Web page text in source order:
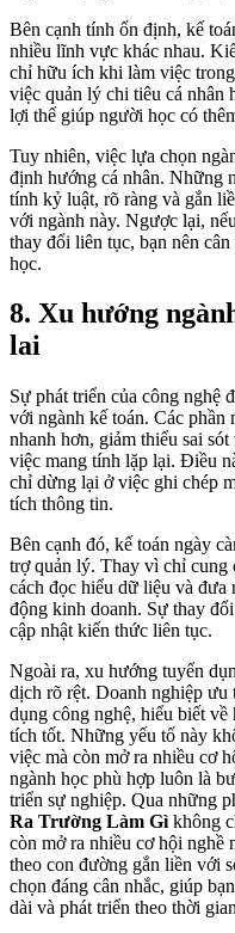
Bên cạnh tính ổn định, kế
nhiều lĩnh vực khác nhau.
chỉ hữu ích khi làm việc
việc quản lý chi tiêu cá
lợi thế giúp người học có
Tuy nhiên, việc lựa chọn
định hướng cá nhân. Những
tính kỷ luật, rõ ràng và gắn
với ngành này. Ngược lại,
thay đổi liên tục, bạn nên
học.
8. Xu hướng
lai
Sự phát triển của công nghệ
với ngành kế toán. Các
nhanh hơn, giảm thiểu sai
việc mang tính lặp lại. Điều
chỉ dừng lại ở việc ghi chép
tích thông tin.
Bên cạnh đó, kế toán ngày
trợ quản lý. Thay vì chỉ cung
cách đọc hiểu dữ liệu và đưa
động kinh doanh. Sự thay
cập nhật kiến thức liên tục.
Ngoài ra, xu hướng tuyển
dịch rõ rệt. Doanh nghiệp
dụng công nghệ, hiểu biết
tích tốt. Những yếu tố này
việc mà còn mở ra nhiều cơ
ngành học phù hợp luôn là
triển sự nghiệp. Qua những
Ra Trường Làm Gì không
còn mở ra nhiều cơ hội nghề
theo con đường gắn liền với
chọn đáng cân nhắc, giúp
dài và phát triển theo thời